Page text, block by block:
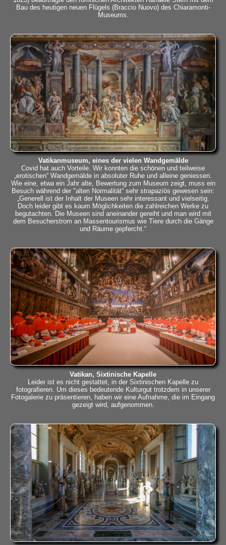
Bau des heutigen neuen Flügels (Braccio Nuovo) des Chiaramonti-
Museums.
Vatikanmuseum, eines der vielen Wandgemälde
Covid hat auch Vorteile. Wir konnten die schönen und teilweise
„erotischen“ Wandgemälde in absoluter Ruhe und alleine geniessen.
Wie eine, etwa ein Jahr alte, Bewertung zum Museum zeigt, muss ein
Besuch während der "alten Normalität“ sehr strapaziös gewesen sein:
„Generell ist der Inhalt der Museen sehr interessant und vielseitig.
Doch leider gibt es kaum Möglichkeiten die zahlreichen Werke zu
begutachten. Die Museen sind aneinander gereiht und man wird mit
dem Besucherstrom an Massentourismus wie Tiere durch die Gänge
und Räume gepfercht.“
Vatikan, Sixtinische Kapelle
Leider ist es nicht gestattet, in der Sixtinischen Kapelle zu
fotografieren. Um dieses bedeutende Kulturgut trotzdem in unserer
Fotogalerie zu präsentieren, haben wir eine Aufnahme, die im Eingang
gezeigt wird, aufgenommen.